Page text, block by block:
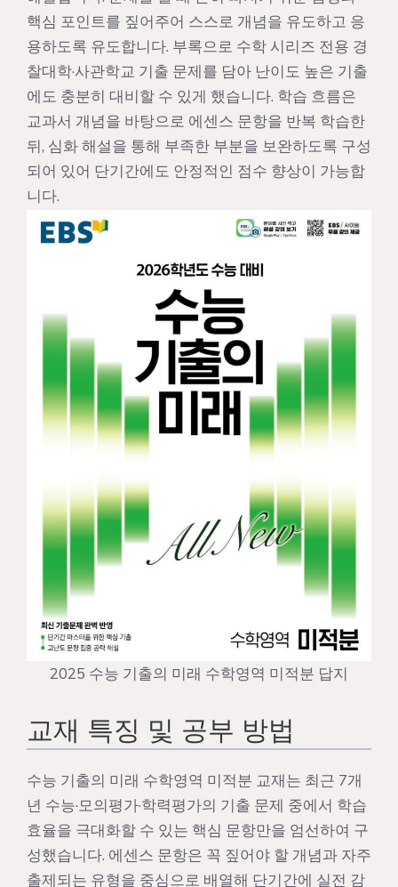
핵심 포인트를 짚어주어 스스로 개념을 유도하고 응
용하도록 유도합니다. 부록으로 수학 시리즈 전용 경
찰대학·사관학교 기출 문제를 담아 난이도 높은 기출
에도 충분히 대비할 수 있게 했습니다. 학습 흐름은
교과서 개념을 바탕으로 에센스 문항을 반복 학습한
뒤, 심화 해설을 통해 부족한 부분을 보완하도록 구성
되어 있어 단기간에도 안정적인 점수 향상이 가능합
니다.
2025 수능 기출의 미래 수학영역 미적분 답지
교재 특징 및 공부 방법
수능 기출의 미래 수학영역 미적분 교재는 최근 7개
년 수능·모의평가·학력평가의 기출 문제 중에서 학습
효율을 극대화할 수 있는 핵심 문항만을 엄선하여 구
성했습니다. 에센스 문항은 꼭 짚어야 할 개념과 자주
출제되는 유형을 중심으로 배열해 단기간에 실전 감